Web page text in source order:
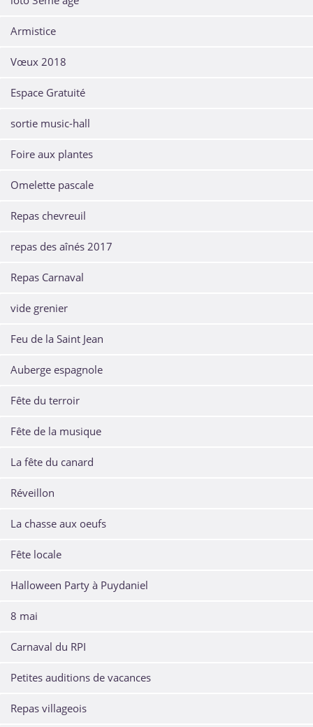
Armistice
Vœux 2018
Espace Gratuité
sortie music-hall
Foire aux plantes
Omelette pascale
Repas chevreuil
repas des aînés 2017
Repas Carnaval
vide grenier
Feu de la Saint Jean
Auberge espagnole
Fête du terroir
Fête de la musique
La fête du canard
Réveillon
La chasse aux oeufs
Fête locale
Halloween Party à Puydaniel
8 mai
Carnaval du RPI
Petites auditions de vacances
Repas villageois